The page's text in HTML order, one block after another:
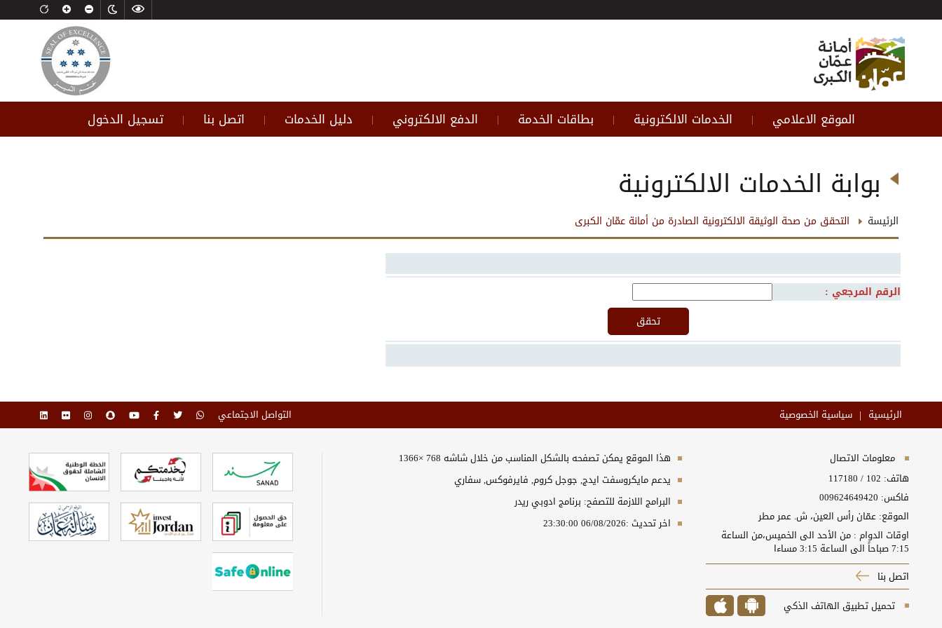
الموقع الاعلامي | الخدمات الالكترونية | بطاقات الخدمة | الدفع الالكتروني | دليل الخدمات | اتصل بنا | تسجيل الدخول
بوابة الخدمات الالكترونية
الرئيسة التحقق من صحة الوثيقة الالكترونية الصادرة من أمانة عمّان الكبرى
الرقم المرجعي :
الرئيسية | سياسية الخصوصية التواصل الاجتماعي
معلومات الاتصال
هاتف: 102
/
117180
فاكس: 009624649420
الموقع: عمّان رأس العين، ش. عمر مطر
اوقات الدوام : من الأحد الى الخميس،من الساعة
7:15 صباحاً الى الساعة 3:15 مساءا
اتصل بنا
تحميل تطبيق الهاتف الذكي
هذا الموقع يمكن تصفحه بالشكل المناسب من خلال شاشه 768 ×1366
يدعم مايكروسفت ايدج, جوجل كروم, فايرفوكس, سفاري
البرامج اللازمة للتصفح: برنامج ادوبي ريدر
اخر تحديث :06/08/2026 23:30:00